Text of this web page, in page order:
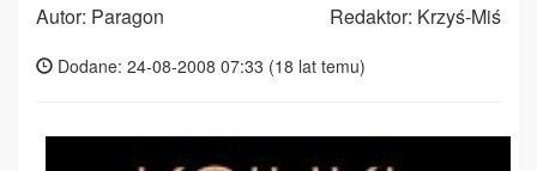
Autor: Paragon Redaktor: Krzyś-Miś
Dodane: 24-08-2008 07:33 (18 lat temu)